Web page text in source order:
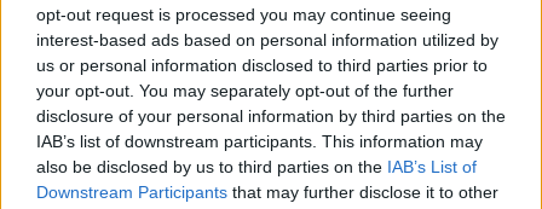
opt-out request is processed you may continue seeing
interest-based ads based on personal information utilized by
us or personal information disclosed to third parties prior to
your opt-out. You may separately opt-out of the further
disclosure of your personal information by third parties on the
IAB’s list of downstream participants. This information may
also be disclosed by us to third parties on the IAB’s List of
Downstream Participants that may further disclose it to other